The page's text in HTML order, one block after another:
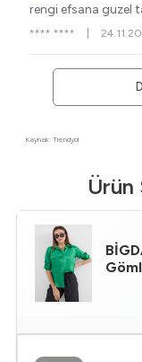
rengi efsana guzel
**** ****
Kaynak: Trendyol
Ürün